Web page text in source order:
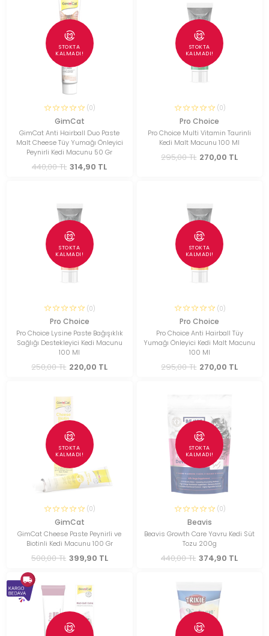
STOKTA
KALMADI!
(0)
GimCat
GimCat Anti Hairball Duo Paste
Malt Cheese Tüy Yumağı Önleyici
Peynirli Kedi Macunu 50 Gr
440,00 TL 314,90 TL
STOKTA
KALMADI!
(0)
Pro Choice
Pro Choice Multi Vitamin Taurinli
Kedi Malt Macunu 100 Ml
295,00 TL 270,00 TL
STOKTA
KALMADI!
(0)
Pro Choice
Pro Choice Lysine Paste Bağışıklık
Sağlığı Destekleyici Kedi Macunu
100 Ml
250,00 TL 220,00 TL
STOKTA
KALMADI!
(0)
Pro Choice
Pro Choice Anti Hairball Tüy
Yumağı Önleyici Kedi Malt Macunu
100 Ml
295,00 TL 270,00 TL
STOKTA
KALMADI!
(0)
GimCat
GimCat Cheese Paste Peynirli ve
Biotinli Kedi Macunu 100 Gr
500,00 TL 399,90 TL
STOKTA
KALMADI!
(0)
Beavis
Beavis Growth Care Yavru Kedi Süt
Tozu 200g
440,00 TL 374,90 TL